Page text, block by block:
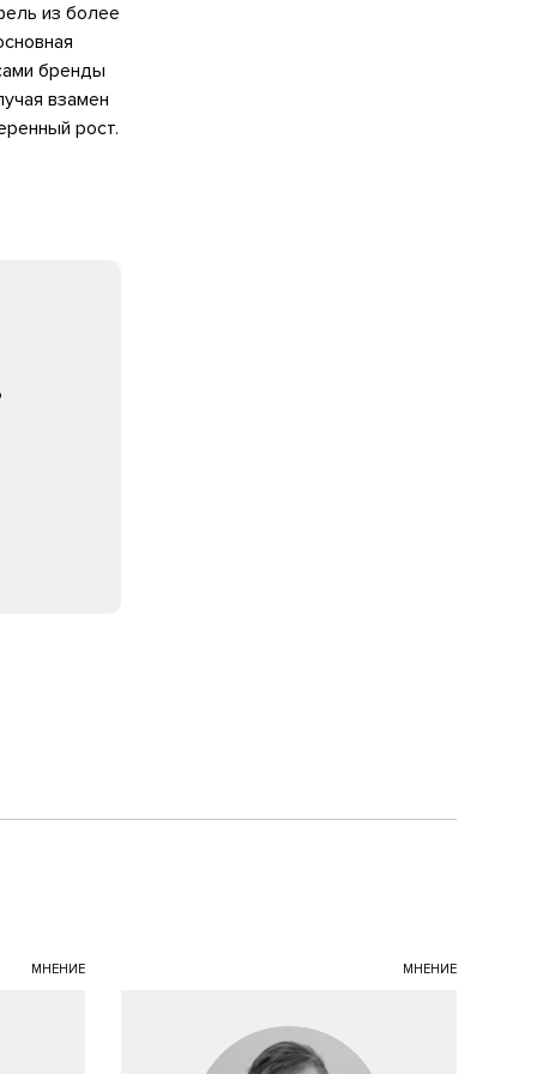
из более
бренды
взамен
рост.
МНЕНИЕ МНЕНИЕ